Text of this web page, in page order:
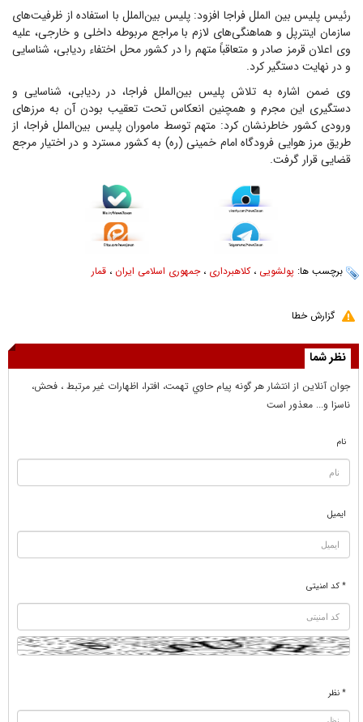
رئیس پلیس بین الملل فراجا افزود: پلیس بین‌الملل با استفاده از ظرفیت‌های
سازمان اینترپل و هماهنگی‌های لازم با مراجع مربوطه داخلی و خارجی، علیه
وی اعلان قرمز صادر و متعاقباً متهم را در کشور محل اختفاء ردیابی، شناسایی
و در نهایت دستگیر کرد.
وی ضمن اشاره به تلاش پلیس بین‌الملل فراجا، در ردیابی، شناسایی و
دستگیری این مجرم و همچنین انعکاس تحت تعقیب بودن آن به مرز‌های
ورودی کشور خاطرنشان کرد: متهم توسط ماموران پلیس بین‌الملل فراجا، از
طریق مرز هوایی فرودگاه امام خمینی (ره) به کشور مسترد و در اختیار مرجع
قضایی قرار گرفت.
برچسب ها: پولشویی ،کلاهبرداری ،جمهوری اسلامی ایران ، قمار
گزارش خطا
نظر شما
جوان آنلاين از انتشار هر گونه پيام حاوي تهمت، افترا، اظهارات غير مرتبط ، فحش،
ناسزا و... معذور است
نام
ایمیل
* کد امنیتی
* نظر